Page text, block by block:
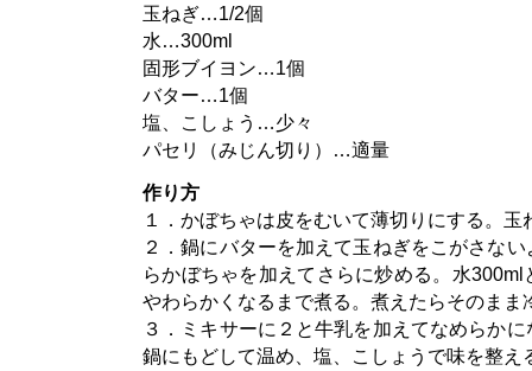
玉ねぎ…1/2個
水…300ml
固形ブイヨン…1個
バター…1個
塩、こしょう…少々
パセリ（みじん切り）…適量
作り方
１．かぼちゃは皮をむいて薄切りにする。玉
２．鍋にバターを加えて玉ねぎをこがさな
らかぼちゃを加えてさらに炒める。水
やわらかくなるまで煮る。煮えたらそのまま
３．ミキサーに２と牛乳を加えてなめらか
鍋にもどして温め、塩、こしょうで味を整え